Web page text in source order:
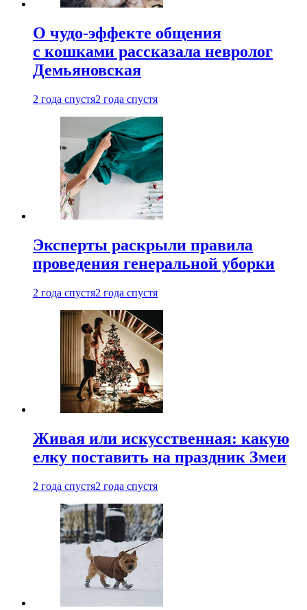
О чудо-эффекте общения
с кошками рассказала невролог
Демьяновская
2 года спустя2 года спустя
Эксперты раскрыли правила
проведения генеральной уборки
2 года спустя2 года спустя
Живая или искусственная: какую
елку поставить на праздник Змеи
2 года спустя2 года спустя